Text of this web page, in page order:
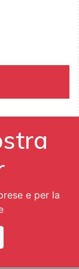
e per la